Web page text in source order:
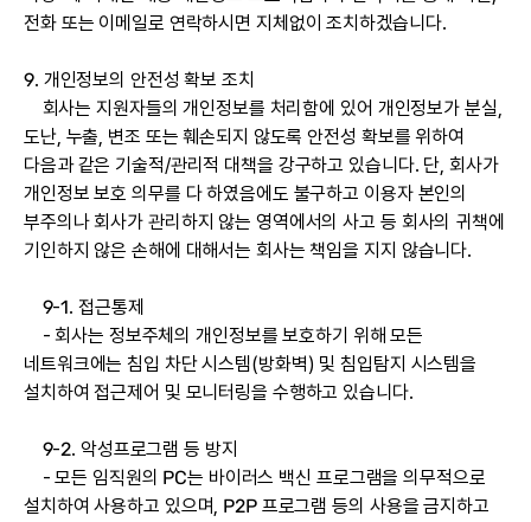
전화 또는 이메일로 연락하시면 지체없이 조치하겠습니다.
9. 개인정보의 안전성 확보 조치
회사는 지원자들의 개인정보를 처리함에 있어 개인정보가 분실,
도난, 누출, 변조 또는 훼손되지 않도록 안전성 확보를 위하여
다음과 같은 기술적/관리적 대책을 강구하고 있습니다. 단, 회사가
개인정보 보호 의무를 다 하였음에도 불구하고 이용자 본인의
부주의나 회사가 관리하지 않는 영역에서의 사고 등 회사의 귀책에
기인하지 않은 손해에 대해서는 회사는 책임을 지지 않습니다.
9-1. 접근통제
- 회사는 정보주체의 개인정보를 보호하기 위해 모든
네트워크에는 침입 차단 시스템(방화벽) 및 침입탐지 시스템을
설치하여 접근제어 및 모니터링을 수행하고 있습니다.
9-2. 악성프로그램 등 방지
- 모든 임직원의 PC는 바이러스 백신 프로그램을 의무적으로
설치하여 사용하고 있으며, P2P 프로그램 등의 사용을 금지하고